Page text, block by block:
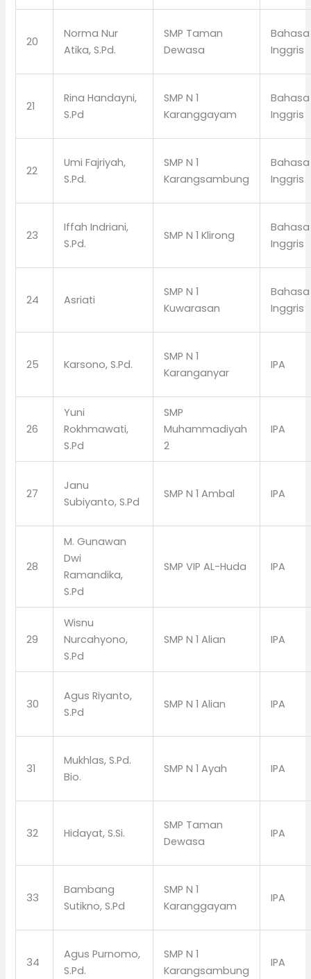
20
Norma Nur
Atika, S.Pd.
SMP Taman
Dewasa
Bahasa
Inggris
21
Rina Handayni,
S.Pd
SMP N 1
Karanggayam
Bahasa
Inggris
22
Umi Fajriyah,
S.Pd.
SMP N 1
Karangsambung
Bahasa
Inggris
23
Iffah Indriani,
S.Pd.
SMP N 1 Klirong
Bahasa
Inggris
24 Asriati
SMP N 1
Kuwarasan
Bahasa
Inggris
25 Karsono, S.Pd.
SMP N 1
Karanganyar
IPA
26
Yuni
Rokhmawati,
S.Pd
SMP
Muhammadiyah
2
IPA
27
Janu
Subiyanto, S.Pd
SMP N 1 Ambal IPA
28
M. Gunawan
Dwi
Ramandika,
S.Pd
SMP VIP AL-Huda IPA
29
Wisnu
Nurcahyono,
S.Pd
SMP N 1 Alian IPA
30
Agus Riyanto,
S.Pd
SMP N 1 Alian IPA
31
Mukhlas, S.Pd.
Bio.
SMP N 1 Ayah IPA
32 Hidayat, S.Si.
SMP Taman
Dewasa
IPA
33
Bambang
Sutikno, S.Pd
SMP N 1
Karanggayam
IPA
34
Agus Purnomo,
S.Pd.
SMP N 1
Karangsambung
IPA